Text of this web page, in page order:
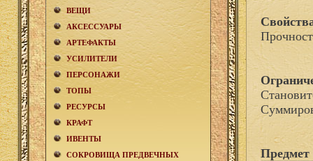
ВЕЩИ
АКCЕСCУАРЫ
АРТЕФАКТЫ
УСИЛИТЕЛИ
ПЕРСОНАЖИ
ТОПЫ
РЕСУРСЫ
КРАФТ
ИВЕНТЫ
СОКРОВИЩА ПРЕДВЕЧНЫХ